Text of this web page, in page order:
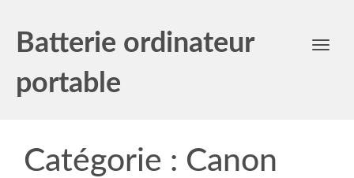
Batterie ordinateur
portable
Toggle
Catégorie : Canon